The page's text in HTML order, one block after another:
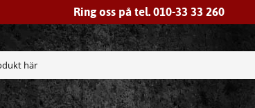
Ring oss på tel. 010-33 33 260